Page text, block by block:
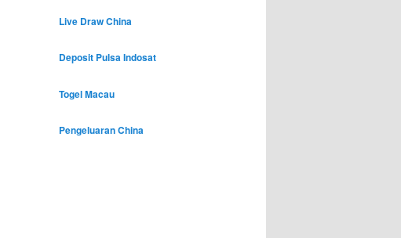
Live Draw China
Deposit Pulsa Indosat
Togel Macau
Pengeluaran China